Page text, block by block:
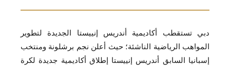
دبي تستقطب أكاديمية أندريس إنييستا الجديدة لتطوير
المواهب الرياضية الناشئة؛ حيث أعلن نجم برشلونة ومنتخب
إسبانيا السابق أندريس إنييستا إطلاق أكاديمية جديدة لكرة